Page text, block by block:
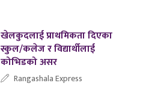
खेलकुदलाई प्राथमिकता दिएका
स्कुल/कलेज र विद्यार्थीलाई
कोभिडको असर
Rangashala Express